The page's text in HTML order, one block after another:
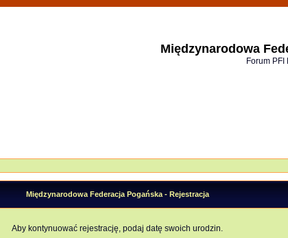
Międzynarodowa
Forum PFI
Międzynarodowa Federacja Pogańska - Rejestracja
Aby kontynuować rejestrację, podaj datę swoich urodzin.